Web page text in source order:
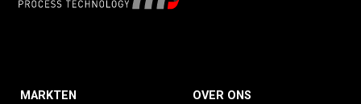
MARKTEN OVER ONS